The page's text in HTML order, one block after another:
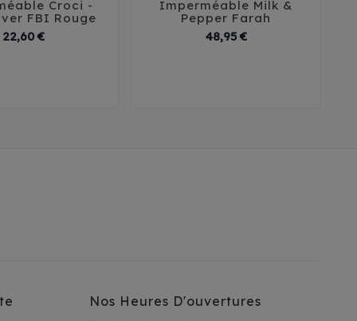
 
Croci -
FBI Rouge
22,60 €Prix
  
Imperméable Milk &
Pepper Farah
48,95 €Prix
Nos Heures D'ouvertures